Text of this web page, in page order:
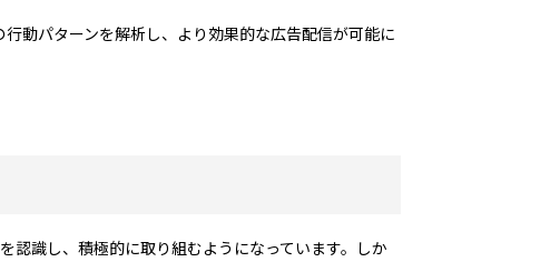
動パターンを解析し、より効果的な広告配信が可能に
認識し、積極的に取り組むようになっています。しか